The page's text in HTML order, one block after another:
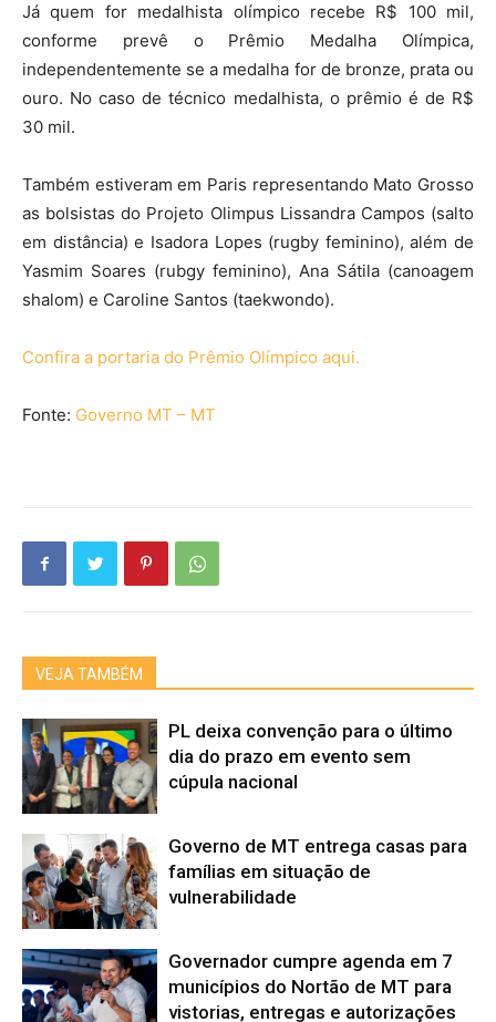
Já quem for medalhista olímpico recebe R$ 100 mil,
conforme prevê o Prêmio Medalha Olímpica,
independentemente se a medalha for de bronze, prata ou
ouro. No caso de técnico medalhista, o prêmio é de R$
30 mil.
Também estiveram em Paris representando Mato Grosso
as bolsistas do Projeto Olimpus Lissandra Campos (salto
em distância) e Isadora Lopes (rugby feminino), além de
Yasmim Soares (rubgy feminino), Ana Sátila (canoagem
shalom) e Caroline Santos (taekwondo).
Confira a portaria do Prêmio Olímpico aqui.
Fonte: Governo MT – MT
VEJA TAMBÉM
PL deixa convenção para o último
dia do prazo em evento sem
cúpula nacional
Governo de MT entrega casas para
famílias em situação de
vulnerabilidade
Governador cumpre agenda em 7
municípios do Nortão de MT para
vistorias, entregas e autorizações